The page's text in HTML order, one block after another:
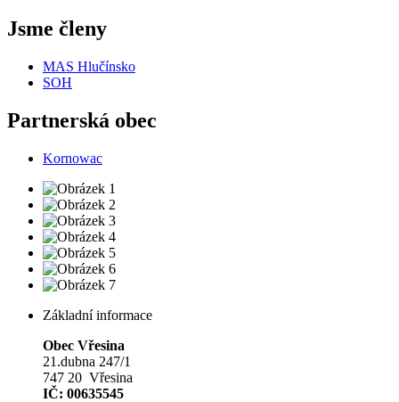
Jsme členy
MAS Hlučínsko
SOH
Partnerská obec
Kornowac
Základní informace
Obec Vřesina
21.dubna 247/1
747 20 Vřesina
IČ: 00635545